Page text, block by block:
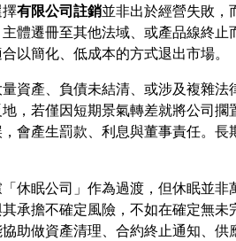
有限公司註銷並非出於經營失敗，
體遷冊至其他法域、或產品線終
以簡化、低成本的方式退出市場。
資產、負債未結清、或涉及複雜
，若僅因短期景氣轉差就將公司
會產生罰款、利息與董事責任。
休眠公司」作為過渡，但休眠並
承擔不確定風險，不如在確定無
助做資產清理、合約終止通知、